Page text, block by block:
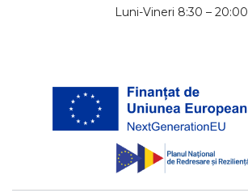
Luni-Vineri 8:30 – 20:00